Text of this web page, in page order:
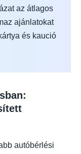
az átlagos
ajánlatokat
és kaució
autóbérlési